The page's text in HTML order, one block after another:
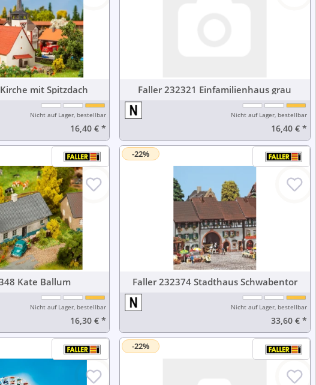
Faller 232314 Kirche mit Spitzdach
Nicht auf Lager, bestellbar
16,40 € *
Faller 232321 Einfamilienhaus grau
Nicht auf Lager, bestellbar
16,40 €*
Faller 232348 Kate Ballum
Nicht auf Lager, bestellbar
16,30 € *
-22%
Faller 232374 Stadthaus Schwabentor
Nicht auf Lager, bestellbar
33,60 €*
-22%